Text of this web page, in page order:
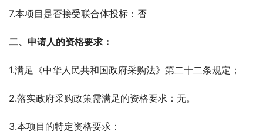
7.本项目是否接受联合体投标：否
二、 申请人的资格要求：
1.满足《中华人民共和国政府采购法》第二十二条规定；
2.落实政府采购政策需满足的资格要求：无。
3.本项目的特定资格要求：